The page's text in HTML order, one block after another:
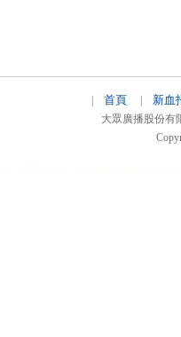
首頁 新血
大眾廣播股份有